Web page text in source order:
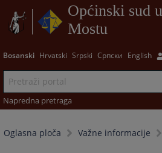
Općinski sud
Mostu
Bosanski Hrvatski Srpski Српски English
Napredna pretraga
Oglasna ploča Važne informacije